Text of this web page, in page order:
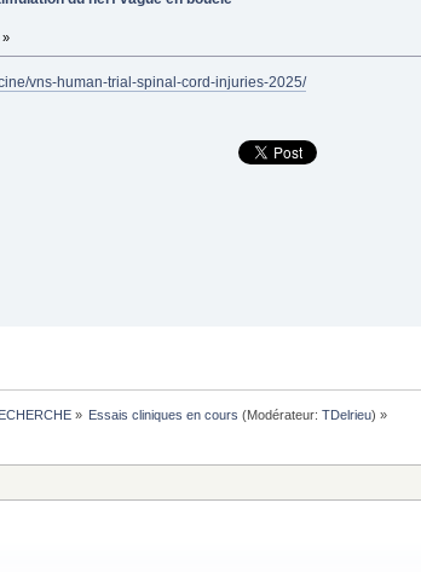
»
vns-human-trial-spinal-cord-injuries-2025/
» Essais cliniques en cours (Modérateur: TDelrieu) »